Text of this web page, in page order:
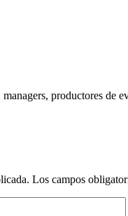
productores de
Los campos